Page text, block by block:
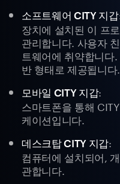
소프트웨어 CITY 지갑
장치에 설치된 이 프
관리합니다. 사용자
트웨어에 취약합니다
반 형태로 제공됩니다.
모바일 CITY 지갑:
스마트폰을 통해
케이션입니다.
데스크탑 CITY 지갑:
컴퓨터에 설치되어,
관합니다.